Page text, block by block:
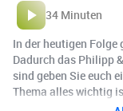
34 Minuten
In der heutigen Folge
Dadurch das Philipp
sind geben Sie euch
Thema alles wichtig